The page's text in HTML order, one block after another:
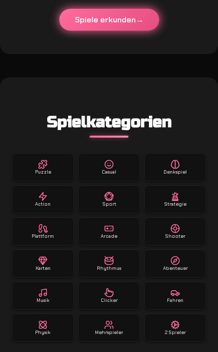
Spiele erkunden
Spielkategorien
Puzzle Casual Denkspiel
Action Sport Strategie
Plattform Arcade Shooter
Karten Rhythmus Abenteuer
Musik Clicker Fahren
Physik Mehrspieler 2 Spieler